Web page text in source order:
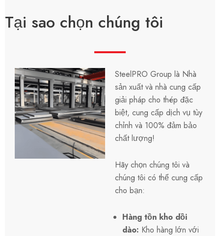
Tại sao chọn chúng tôi
SteelPRO Group là Nhà
sản xuất và nhà cung cấp
giải pháp cho thép đặc
biệt, cung cấp dịch vụ tùy
chỉnh và 100% đảm bảo
chất lượng!
Hãy chọn chúng tôi và
chúng tôi có thể cung cấp
cho bạn:
Hàng tồn kho dồi
dào: Kho hàng lớn với